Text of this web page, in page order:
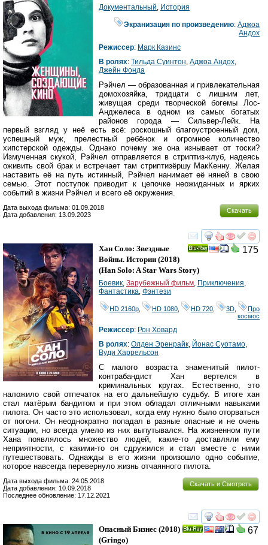
Документальный, История
Экранизация по произведению:Аджоа
Андох
Режиссер: Марк Казинс
В ролях: Тильда Суинтон, Аджоа Андох,
Джейн Фонда
Рэйчел — образованная и привлекательная
домохозяйка, тридцати с лишним лет,
живущая среди творческой богемы Лос-
Анджелеса в одном из самых богатых
районов города — Сильвер-Лейк. На
первый взгляд у неё есть всё: роскошный благоустроенный дом,
успешный муж, прелестный ребёнок и огромное количество
хипстерской одежды. Однако почему же она изнывает от тоски?
Измученная скукой, Рэйчел отправляется в стриптиз-клуб, надеясь
оживить свой брак и встречает там стриптизёршу МакКенну. Желая
наставить её на путь истинный, Рэйчел нанимает её няней в свою
семью. Этот поступок приводит к цепочке неожиданных и ярких
событий в жизни Рэйчел и всего её окружения.
Скачать
Дата выхода фильма: 01.09.2018
Дата добавления: 13.09.2023
смотреть
175
Хан Соло: Звездные
Войны. Истории (2018)
(Han Solo: A Star Wars Story)
Боевик, Зарубежный фильм, Приключения,
Фантастика, Фэнтези
HD 2160р HD 1080 HD 720 3D
Про
космос
Режиссер: Рон Ховард
В ролях: Олден Эренрайк, Йонас Суотамо,
Вуди Харрельсон
С малого возраста знаменитый пилот-
контрабандист Хан вертелся в
криминальных кругах. Естественно, это
наложило свой отпечаток на его дальнейшую судьбу. В итоге хан
стал матёрым бандитом и при этом обладал отличными навыками
пилота. Он часто это использовал, когда ему нужно было оторваться
от погони. Он неоднократно попадал в разные опасные и не очень
ситуации, но всегда умело из них выпутывался. На жизненном пути
Хана появлялось множество людей, какие-то доставляли ему
неприятности, с какими-то он сдружился и стал вместе с ними
путешествовать. Однажды в его жизни произошло одно событие,
которое навсегда перевернуло жизнь отчаянного пилота.
Скачать и Смотреть
Дата выхода фильма: 24.05.2018
Дата добавления: 10.09.2018
Последнее обновление: 17.12.2021
смотреть
67
Опасный Бизнес (2018)
(Gringo)